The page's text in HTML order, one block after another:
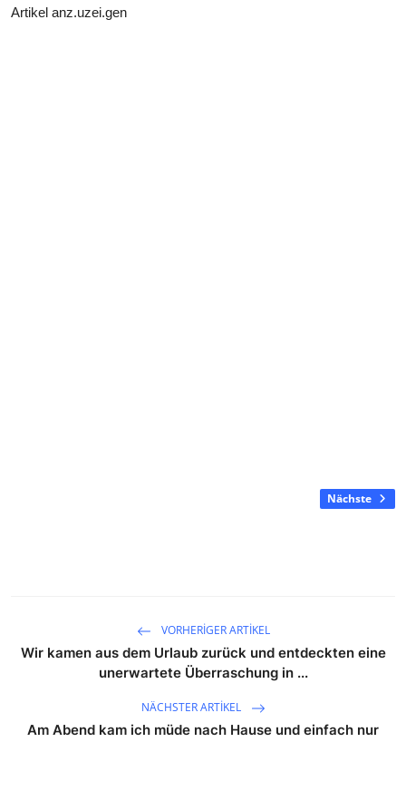
Artikel anz.uzei.gen
Nächste
VORHERIGER ARTIKEL
Wir kamen aus dem Urlaub zurück und entdeckten eine
unerwartete Überraschung in ...
NÄCHSTER ARTIKEL
Am Abend kam ich müde nach Hause und einfach nur